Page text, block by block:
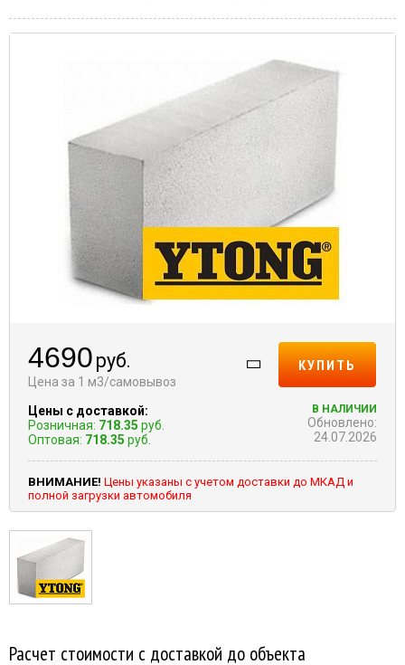
4690 руб.
Цена за 1 м3/самовывоз
Цены с доставкой:
Розничная: 718.35 руб.
Оптовая: 718.35 руб.
КУПИТЬ
В НАЛИЧИИ
Обновлено:
24.07.2026
ВНИМАНИЕ! Цены указаны с учетом доставки до МКАД и
полной загрузки автомобиля
Расчет стоимости с доставкой до объекта